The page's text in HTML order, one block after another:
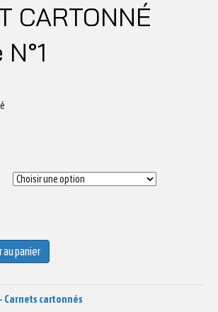
CARTONNÉ
panier
- Carnets cartonnés